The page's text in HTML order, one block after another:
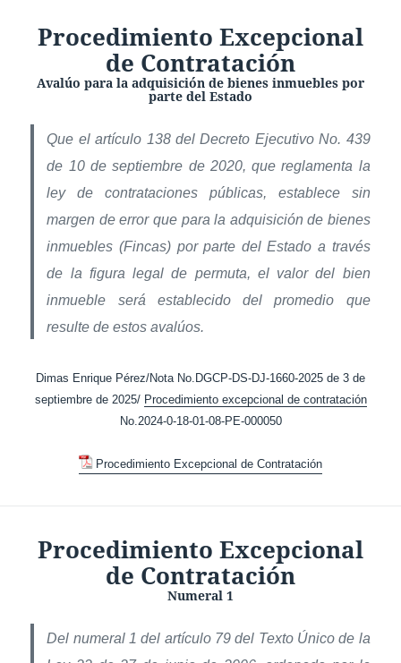
Procedimiento Excepcional
de Contratación
Avalúo para la adquisición de bienes inmuebles por
parte del Estado
Que el artículo 138 del Decreto Ejecutivo No. 439
de 10 de septiembre de 2020, que reglamenta la
ley de contrataciones públicas, establece sin
margen de error que para la adquisición de bienes
inmuebles (Fincas) por parte del Estado a través
de la figura legal de permuta, el valor del bien
inmueble será establecido del promedio que
resulte de estos avalúos.
Dimas Enrique Pérez/Nota No.DGCP-DS-DJ-1660-2025 de 3 de
septiembre de 2025/ Procedimiento excepcional de contratación
No.2024-0-18-01-08-PE-000050
Procedimiento Excepcional de Contratación
Procedimiento Excepcional
de Contratación
Numeral 1
Del numeral 1 del artículo 79 del Texto Único de la